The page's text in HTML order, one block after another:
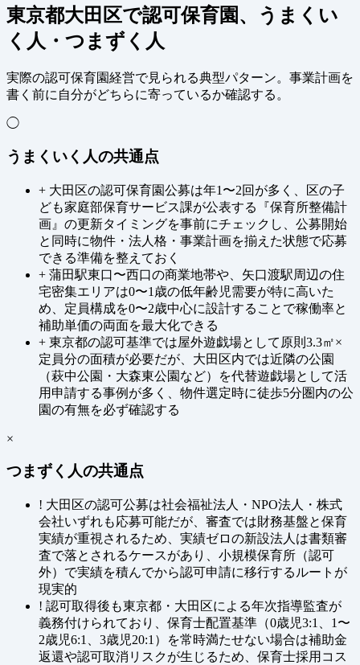
東京都大田区で認可保育園、うまくい
く人・つまずく人
実際の認可保育園経営で見られる典型パターン。事業計画を
書く前に自分がどちらに寄っているか確認する。
◯
うまくいく人の共通点
+ 大田区の認可保育園公募は年1〜2回が多く、区の子
ども家庭部保育サービス課が公表する『保育所整備計
画』の更新タイミングを事前にチェックし、公募開始
と同時に物件・法人格・事業計画を揃えた状態で応募
できる準備を整えておく
+ 蒲田駅東口〜西口の商業地帯や、矢口渡駅周辺の住
宅密集エリアは0〜1歳の低年齢児需要が特に高いた
め、定員構成を0〜2歳中心に設計することで稼働率と
補助単価の両面を最大化できる
+ 東京都の認可基準では屋外遊戯場として原則3.3㎡×
定員分の面積が必要だが、大田区内では近隣の公園
（萩中公園・大森東公園など）を代替遊戯場として活
用申請する事例が多く、物件選定時に徒歩5分圏内の公
園の有無を必ず確認する
×
つまずく人の共通点
! 大田区の認可公募は社会福祉法人・NPO法人・株式
会社いずれも応募可能だが、審査では財務基盤と保育
実績が重視されるため、実績ゼロの新設法人は書類審
査で落とされるケースがあり、小規模保育所（認可
外）で実績を積んでから認可申請に移行するルートが
現実的
! 認可取得後も東京都・大田区による年次指導監査が
義務付けられており、保育士配置基準（0歳児3:1、1〜
2歳児6:1、3歳児20:1）を常時満たせない場合は補助金
返還や認可取消リスクが生じるため、保育士採用コス